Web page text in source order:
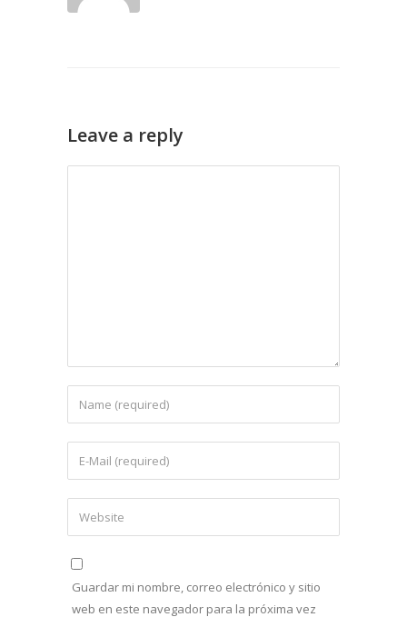
Leave a reply
Guardar mi nombre, correo electrónico y sitio
web en este navegador para la próxima vez